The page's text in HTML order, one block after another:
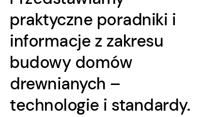
praktyczne poradniki i
informacje z zakresu
budowy domów
drewnianych –
technologie i standardy.